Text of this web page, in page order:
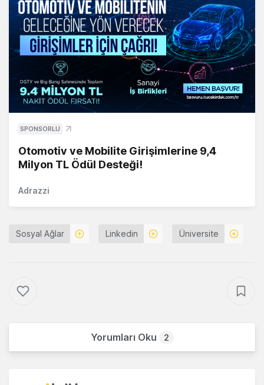
SPONSORLU
Otomotiv ve Mobilite Girişimlerine 9,4
Milyon TL Ödül Desteği!
Adrazzi
Sosyal Ağlar Linkedin Üniversite
Yorumları Oku 2